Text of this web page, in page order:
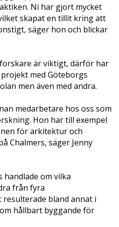
Ni har gjort mycket
skapat en tillit kring att
säger hon och blickar
forskare är viktigt, därför har
med Göteborgs
men även med andra.
medarbetare hos oss som
Hon har till exempel
för arkitektur och
Chalmers, säger Jenny
handlade om vilka
från fyra
bland annat i
hållbart byggande för